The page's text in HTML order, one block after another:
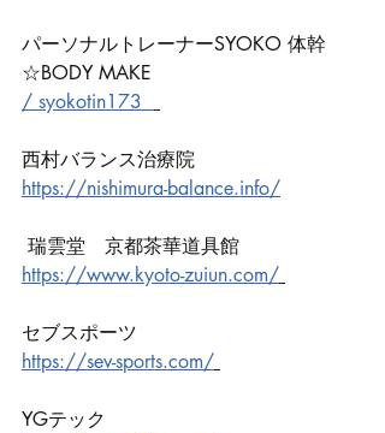
パーソナルトレーナーSYOKO 体幹
☆BODY MAKE
/ syokotin173
西村バランス治療院
https://nishimura-balance.info/
瑞雲堂　京都茶華道具館
https://www.kyoto-zuiun.com/
セブスポーツ
https://sev-sports.com/
YGテック